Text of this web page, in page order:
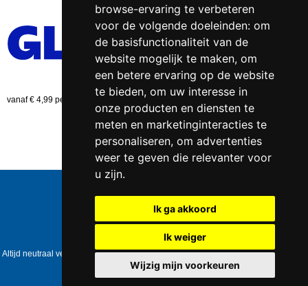
browse-ervaring te verbeteren
voor de volgende doeleinden: om
de basisfunctionaliteit van de
website mogelijk te maken, om
een betere ervaring op de website
te bieden, om uw interesse in
onze producten en diensten te
meten en marketinginteracties te
personaliseren, om advertenties
weer te geven die relevanter voor
u zijn.
Ik ga akkoord
Ik weiger
Wijzig mijn voorkeuren
vanaf € 4,99 per bestelling (NL)
Telefoonnummer:
KVK-nummer:5085.3279 teEnschede
NL823086161B01
IBAN:DE39 4016 4024 0162 9257 00
Copyright © 2006-2026Healthpower.nl
Altijd neutraal verpakt • Geen expliciete vermelding op het pakket • Op werkdagen
voor 17:00 besteld = dezelfde dag verzonden
Update cookies preferences